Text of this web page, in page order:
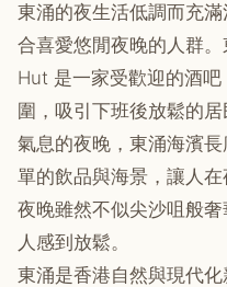
東涌的夜生活低調而充
合喜愛悠閒夜晚的人群
Hut 是一家受歡迎的酒
圍，吸引下班後放鬆的
氣息的夜晚，東涌海濱
單的飲品與海景，讓人
夜晚雖然不似尖沙咀般
人感到放鬆。
東涌是香港自然與現代